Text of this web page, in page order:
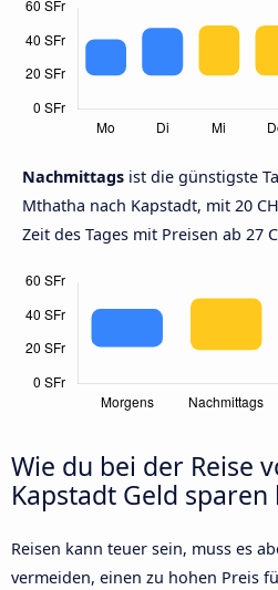
Nachmittags ist die günstigste
Mthatha nach Kapstadt, mit 20
Zeit des Tages mit Preisen ab 27
Wie du bei der Reise
Kapstadt Geld sparen
Reisen kann teuer sein, muss es
vermeiden, einen zu hohen Preis